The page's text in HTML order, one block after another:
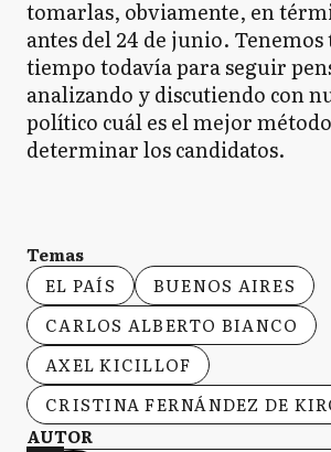
tomarlas, obviamente, en
antes del 24 de junio. Tenemos
tiempo todavía para seguir
analizando y discutiendo con
político cuál es el mejor
determinar los candidatos.
Temas
EL PAÍS
BUENOS AIRES
CARLOS ALBERTO BIANCO
AXEL KICILLOF
CRISTINA FERNÁNDEZ DE
AUTOR